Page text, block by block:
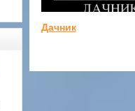
Дачник